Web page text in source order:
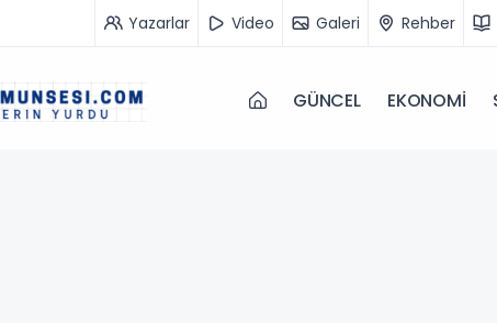
Yazarlar Video Galeri Rehber
GÜNCEL EKONOMİ